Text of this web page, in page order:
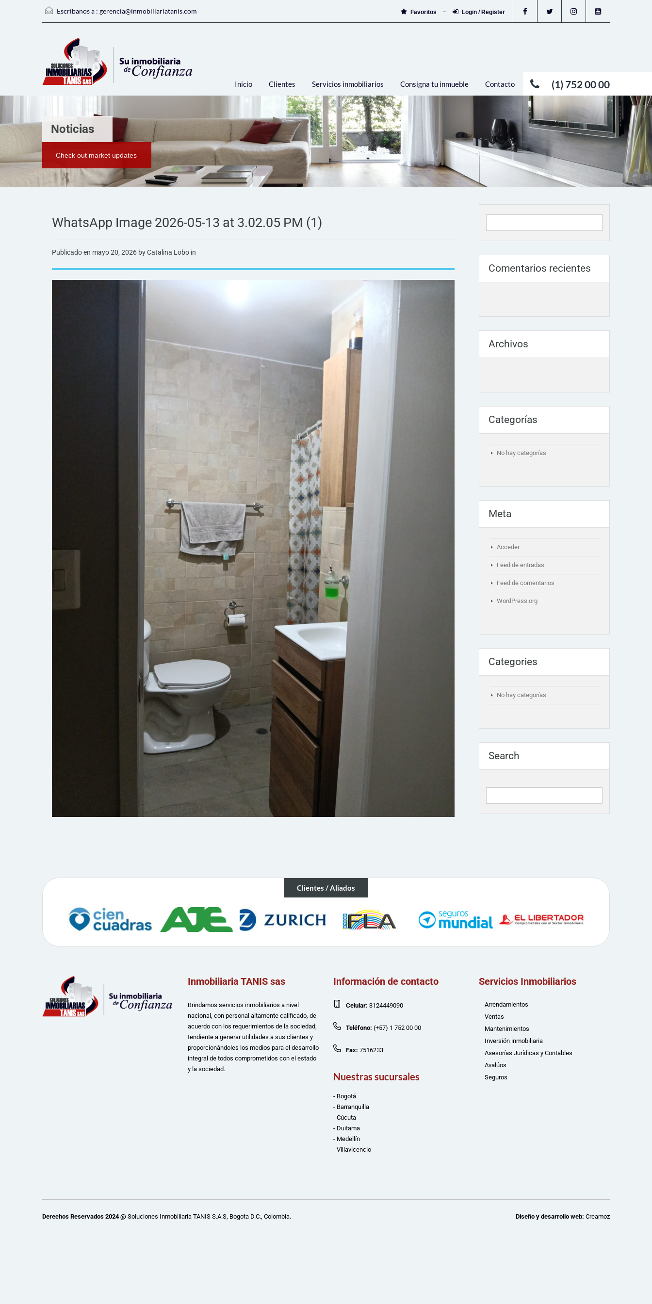
Escríbanos a : gerencia@inmobiliariatanis.com Favoritos Login / Register
(1) 752 00 00
Inicio Clientes Servicios inmobiliarios Consigna tu inmueble Contacto
Noticias
Check out market updates
WhatsApp Image 2026-05-13 at 3.02.05 PM (1)
Publicado en mayo 20, 2026 by Catalina Lobo in
Comentarios recientes
Archivos
Categorías
No hay categorías
Meta
Acceder
Feed de entradas
Feed de comentarios
WordPress.org
Categories
No hay categorías
Search
Clientes / Aliados
Inmobiliaria TANIS sas
Brindamos servicios inmobiliarios a nivel
nacional, con personal altamente calificado, de
acuerdo con los requerimientos de la sociedad,
tendiente a generar utilidades a sus clientes y
proporcionándoles los medios para el desarrollo
integral de todos comprometidos con el estado
y la sociedad.
Información de contacto
Celular: 3124449090
Teléfono: (+57) 1 752 00 00
Fax: 7516233
Nuestras sucursales
- Bogotá
- Barranquilla
- Cúcuta
- Duitama
- Medellín
- Villavicencio
Servicios Inmobiliarios
Arrendamientos
Ventas
Mantenimientos
Inversión inmobiliaria
Asesorías Jurídicas y Contables
Avalúos
Seguros
Derechos Reservados 2024 @ Soluciones Inmobiliaria TANIS S.A.S, Bogota D.C., Colombia. Diseño y desarrollo web: Creamoz